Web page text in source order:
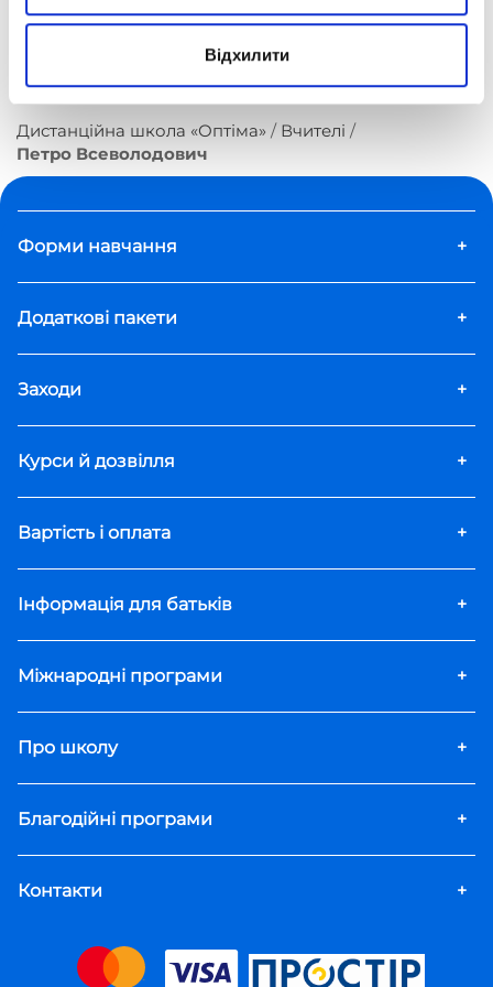
Відхилити
цифровому форматі.
Дистанційна школа «Оптіма»
Вчителі
Петро Всеволодович
Форми навчання +
Додаткові пакети +
Заходи +
Курси й дозвілля +
Вартість і оплата +
Інформація для батьків +
Міжнародні програми +
Про школу +
Благодійні програми +
Контакти +